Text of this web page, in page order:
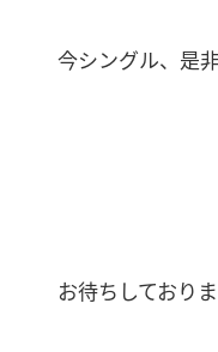
今シングル、是
お待ちしておりま